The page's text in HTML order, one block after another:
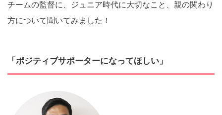
チームの監督に、ジュニア時代に大切なこと、親の関わり
方について聞いてみました！
「ポジティブサポーターになってほしい」